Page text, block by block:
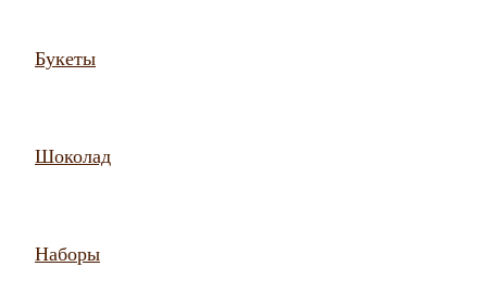
Букеты
Шоколад
Наборы